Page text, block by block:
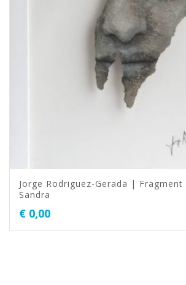
Jorge Rodriguez-Gerada | Fragment
Sandra
€ 0,00